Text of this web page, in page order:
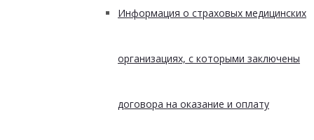
Информация о страховых медицинских
организациях, с которыми заключены
договора на оказание и оплату